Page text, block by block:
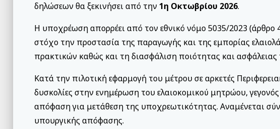
δηλώσεων θα ξεκινήσει από την 1η Οκτωβρίου 2026.
Η υποχρέωση απορρέει από τον εθνικό νόμο 5035/2023 (άρθρο
στόχο την προστασία της παραγωγής και της εμπορίας
πρακτικών καθώς και τη διασφάλιση ποιότητας και ασφάλειας
Κατά την πιλοτική εφαρμογή του μέτρου σε αρκετές
δυσκολίες στην ενημέρωση του ελαιοκομικού μητρώου,
απόφαση για μετάθεση της υποχρεωτικότητας. Αναμένεται
υπουργικής απόφασης.